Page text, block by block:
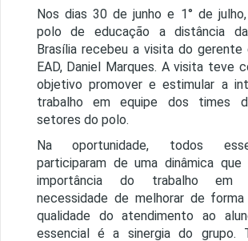
Nos dias 30 de junho e 1° de
polo de educação a distância
Brasília recebeu a visita do gerente
EAD, Daniel Marques. A visita teve
objetivo promover e estimular a
trabalho em equipe dos times
setores do polo.
Na oportunidade, todos
participaram de uma dinâmica que
importância do trabalho em
necessidade de melhorar de
qualidade do atendimento ao
essencial é a sinergia do grupo.